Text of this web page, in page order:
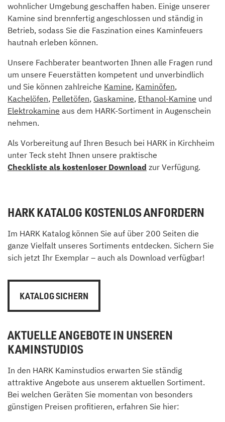
wohnlicher Umgebung geschaffen haben. Einige unserer
Kamine sind brennfertig angeschlossen und ständig in
Betrieb, sodass Sie die Faszination eines Kaminfeuers
hautnah erleben können.
Unsere Fachberater beantworten Ihnen alle Fragen rund
um unsere Feuerstätten kompetent und unverbindlich
und Sie können zahlreiche Kamine, Kaminöfen,
Kachelöfen, Pelletöfen, Gaskamine, Ethanol-Kamine und
Elektrokamine aus dem HARK-Sortiment in Augenschein
nehmen.
Als Vorbereitung auf Ihren Besuch bei HARK in Kirchheim
unter Teck steht Ihnen unsere praktische
Checkliste als kostenloser Download zur Verfügung.
HARK KATALOG KOSTENLOS ANFORDERN
Im HARK Katalog können Sie auf über 200 Seiten die
ganze Vielfalt unseres Sortiments entdecken. Sichern Sie
sich jetzt Ihr Exemplar – auch als Download verfügbar!
KATALOG SICHERN
AKTUELLE ANGEBOTE IN UNSEREN
KAMINSTUDIOS
In den HARK Kaminstudios erwarten Sie ständig
attraktive Angebote aus unserem aktuellen Sortiment.
Bei welchen Geräten Sie momentan von besonders
günstigen Preisen profitieren, erfahren Sie hier: